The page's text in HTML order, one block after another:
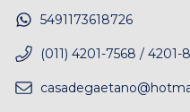
5491173618726
(011) 4201-7568 / 4201-